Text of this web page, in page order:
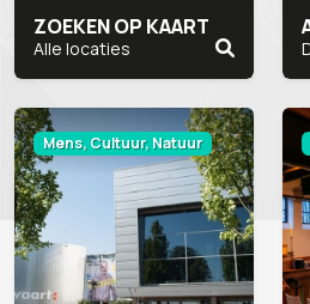
ZOEKEN OP KAART
Alle locaties
Mens, Cultuur, Natuur